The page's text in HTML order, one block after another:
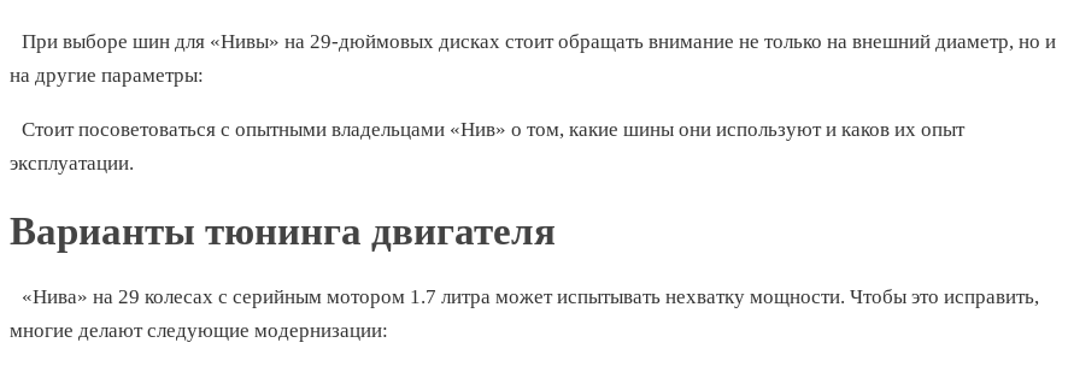
При выборе шин для «Нивы» на 29-дюймовых дисках стоит обращать внимание не только на внешний диаметр, но и
на другие параметры:
Стоит посоветоваться с опытными владельцами «Нив» о том, какие шины они используют и каков их опыт
эксплуатации.
Варианты тюнинга двигателя
«Нива» на 29 колесах с серийным мотором 1.7 литра может испытывать нехватку мощности. Чтобы это исправить,
многие делают следующие модернизации: